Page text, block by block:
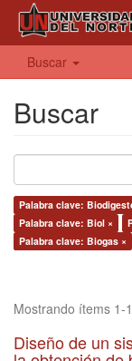
Buscar
Buscar
Palabra clave:
Palabra clave: Biol ×
Palabra clave: Biogas ×
Mostrando ítems 1-
Diseño de un